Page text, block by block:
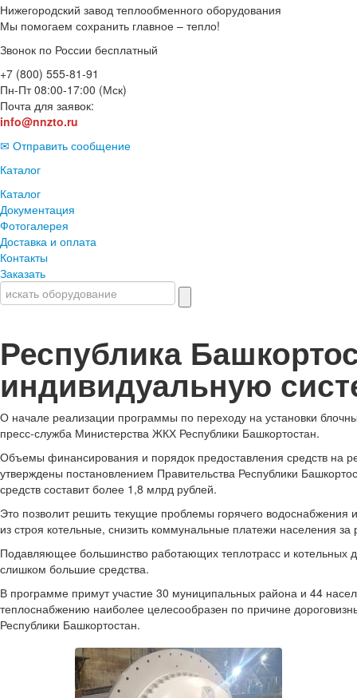
Нижегородский завод теплообменного оборудования
Мы помогаем сохранить главное – тепло!
Звонок по России бесплатный
+7 (800) 555-81-91
Пн-Пт 08:00-17:00 (Мск)
Почта для заявок:
info@nnzto.ru
✉ Отправить сообщение
Каталог
Каталог
Документация
Фотогалерея
Доставка и оплата
Контакты
Заказать
Республика
индивидуальную
О начале реализации программы по переходу на установки
пресс-служба Министерства ЖКХ Республики Башкортостан.
Объемы финансирования и порядок предоставления средств на
утверждены постановлением Правительства Республики
средств составит более 1,8 млрд рублей.
Это позволит решить текущие проблемы горячего
из строя котельные, снизить коммунальные платежи населения
Подавляющее большинство работающих теплотрасс и котельных
слишком большие средства.
В программе примут участие 30 муниципальных района и 44
теплоснабжению наиболее целесообразен по причине
Республики Башкортостан.